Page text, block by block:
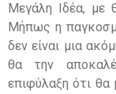
Μεγάλη Ιδέα, με
Μήπως η
δεν είναι μια
θα την
επιφύλαξη ότι θα